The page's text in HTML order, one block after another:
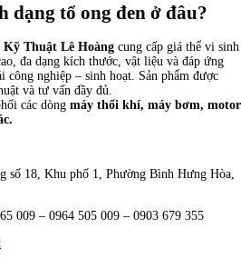
dạng tổ ong đen ở đâu?
Kỹ Thuật Lê Hoàng cung cấp giá thể vi sinh
đa dạng kích thước, vật liệu và đáp ứng
công nghiệp – sinh hoạt. Sản phẩm được
và tư vấn đầy đủ.
các dòng máy thổi khí, máy bơm, motor
số 18, Khu phố 1, Phường Bình Hưng Hòa,
009 – 0964 505 009 – 0903 679 355